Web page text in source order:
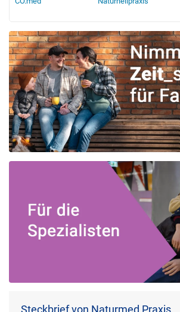
Steckbrief von Naturmed Praxis